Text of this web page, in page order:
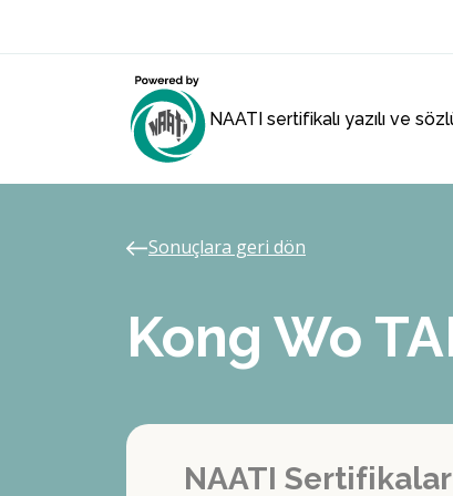
NAATI sertifikalı yazılı ve
Sonuçlara geri dön
Kong Wo
NAATI